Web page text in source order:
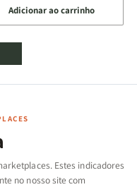
quantidade quantidade
de
|
Adicionar ao carrinho
Estes indicadores
no nosso site com